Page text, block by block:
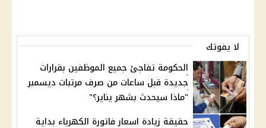
لا يفوتك
الحكومة تفاجئ جميع الموظفين بقرارات
جديدة قبل ساعات من صرف مرتبات ديسمبر
"ماذا سيحدث بشهر يناير؟"
حقيقة زيادة اسعار فاتورة الكهرباء بداية